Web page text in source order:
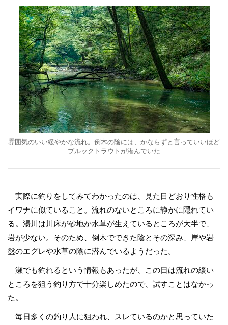
雰囲気のいい緩やかな流れ。倒木の陰には、かならずと言っていいほど
ブルックトラウトが潜んでいた
実際に釣りをしてみてわかったのは、見た目どおり性格も
イワナに似ていること。流れのないところに静かに隠れてい
る。湯川は川床が砂地か水草が生えているところが大半で、
岩が少ない。そのため、倒木でできた陰とその深み、岸や岩
盤のエグレや水草の陰に潜んでいるようだった。
瀬でも釣れるという情報もあったが、この日は流れの緩い
ところを狙う釣り方で十分楽しめたので、試すことはなかっ
た。
毎日多くの釣り人に狙われ、スレているのかと思っていた